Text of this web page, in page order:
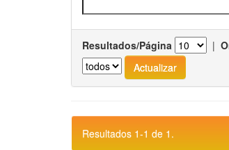
Resultados/Página |
Resultados 1-1 de 1.